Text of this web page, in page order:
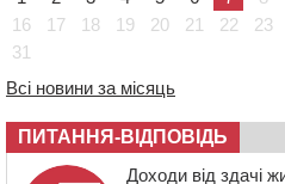
08:22
“На щиті” у
полеглий біля
07:30
Понад 968 мільйонів
сплатили на Черкащині
06 СЕРПНЯ 2026, ЧЕТВЕР
21:13 Вісім медалей, з яких
16
17 18 19 20 21 22 23
31
Всі новини за місяць
ПИТАННЯ-ВІДПОВІДЬ
Доходи від здачі